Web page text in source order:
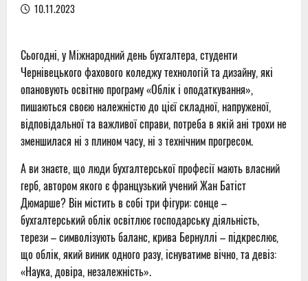
10.11.2023
Сьогодні, у Міжнародний день бухгалтера, студенти
Чернівецького фахового коледжу технологій та дизайну, які
опановують освітню програму «Облік і оподаткування»,
пишаються своєю належністю до цієї складної, напруженої,
відповідальної та важливої справи, потреба в якій ані трохи не
зменшилася ні з плином часу, ні з технічним прогресом.
А ви знаєте, що люди бухгалтерської професії мають власний
герб, автором якого є французький учений Жан Батіст
Дюмарше? Він містить в собі три фігури: сонце –
бухгалтерський облік освітлює господарську діяльність,
терези – символізують баланс, крива Бернуллі – підкреслює,
що облік, який виник одного разу, існуватиме вічно, та девіз:
«Наука, довіра, незалежність».